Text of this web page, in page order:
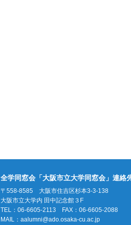
全学同窓会「大阪市立大学同窓会」連絡
〒558-8585 大阪市住吉区杉本3-3-138
大阪市立大学内 田中記念館３F
TEL：06-6605-2113 FAX：06-6605-2088
MAIL： aalumni@ado.osaka-cu.ac.jp